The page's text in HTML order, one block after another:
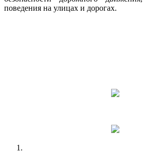
поведения на улицах и дорогах.